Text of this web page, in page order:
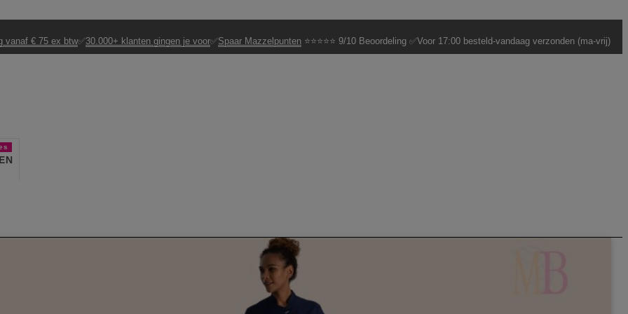
vanaf € 75 ex btw✅30.000+ klanten gingen je voor✅Spaar Mazzelpunten ⭐⭐⭐⭐⭐ 9/10 Beoordeling ✅Voor 17:00 besteld-vandaag verzonden (ma-vrij)